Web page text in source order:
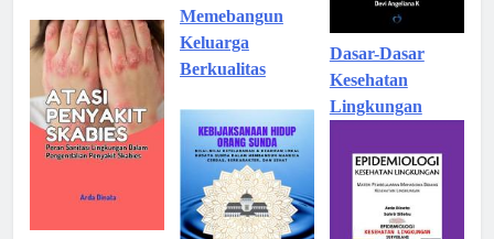
Memebangun
Keluarga
Berkualitas
Dasar-Dasar
Kesehatan
Lingkungan